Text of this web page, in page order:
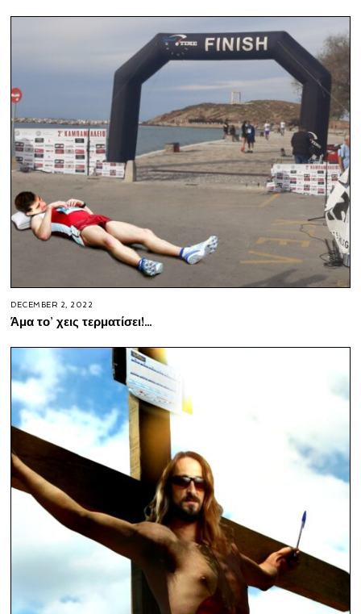
DECEMBER 2, 2022
Άμα το’ χεις τερματίσει!…